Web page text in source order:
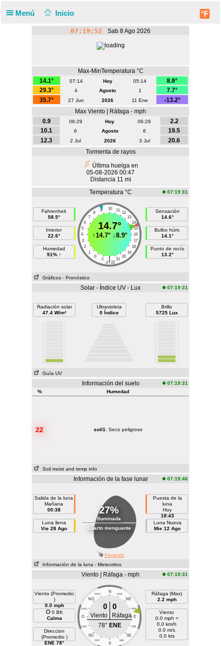
Menú Inicio °F
07:19:53 Sab 8 Ago 2026
Max-MinTemperatura °C
14.1°
07:14 Hoy 05:14
8.9°
29.3°
4 Agosto 1
7.7°
35.7°
27 Jun 2026 11 Ene
-13.2°
Max Viento | Ráfaga - mph
0.9
06:29 Hoy 06:29
2.2
10.1
6 Agosto 6
19.5
12.3
2 Jul 2026 3 Jul
20.6
Tormenta de rayos
Última huelga en
05-08-2026 00:47
Distancia 11 mi
Temperatura °C
07:19:31
Fahrenheit
58.5°
Interior
22.6°
Humedad
91% ↑
10
9 11
8
12
7
13
6
14
5
15
4
16
3
17
2
18
1
19
0
20
-1 21
|
-2 22
14.7°
↑14.7°↓8.9°
Sensación
14.6°
Bulbo húm.
14.1°
Punto de rocío
13.2°
Gráficos - Pronóstico
Solar - Índice UV - Lux 07:19:31
Radiación solar
47.4 W/m²
Ultravioleta
0 Índice
Brillo
5725 Lux
Guía UV
Información del suelo
07:19:31
%
Humedad
22 soil1 : Seco peligroso
Soil moist and temp info
Información de la fase lunar 07:19:46
Salida de la luna
Mañana
00:38
Luna llena
Vie 28 Ago
27%
Iluminada
Cuarto menguante
Puesta de la
luna
Hoy
18:43
Luna Nueva
Mie 12 Ago
Perseids
Información de la luna - Meteoritos
Viento | Ráfaga - mph 07:19:31
Viento (Promedio
)
0.0 mph
0 Bft
Calma
Direccion
(Promedio )
ENE 78°
N
NNO NNE
NO NE
ONO ENE
O E
OSO ESE
SO SE
SSO SSE
S
0 0
Viento
Ráfaga
78° ENE
Ráfaga (Max)
2.2 mph
Viento
0.0 mph =
0.0 km/h
0.0 m/s
0.0 kts